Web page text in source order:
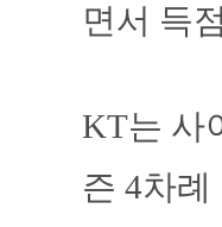
면서 득
KT는 사
즌 4차